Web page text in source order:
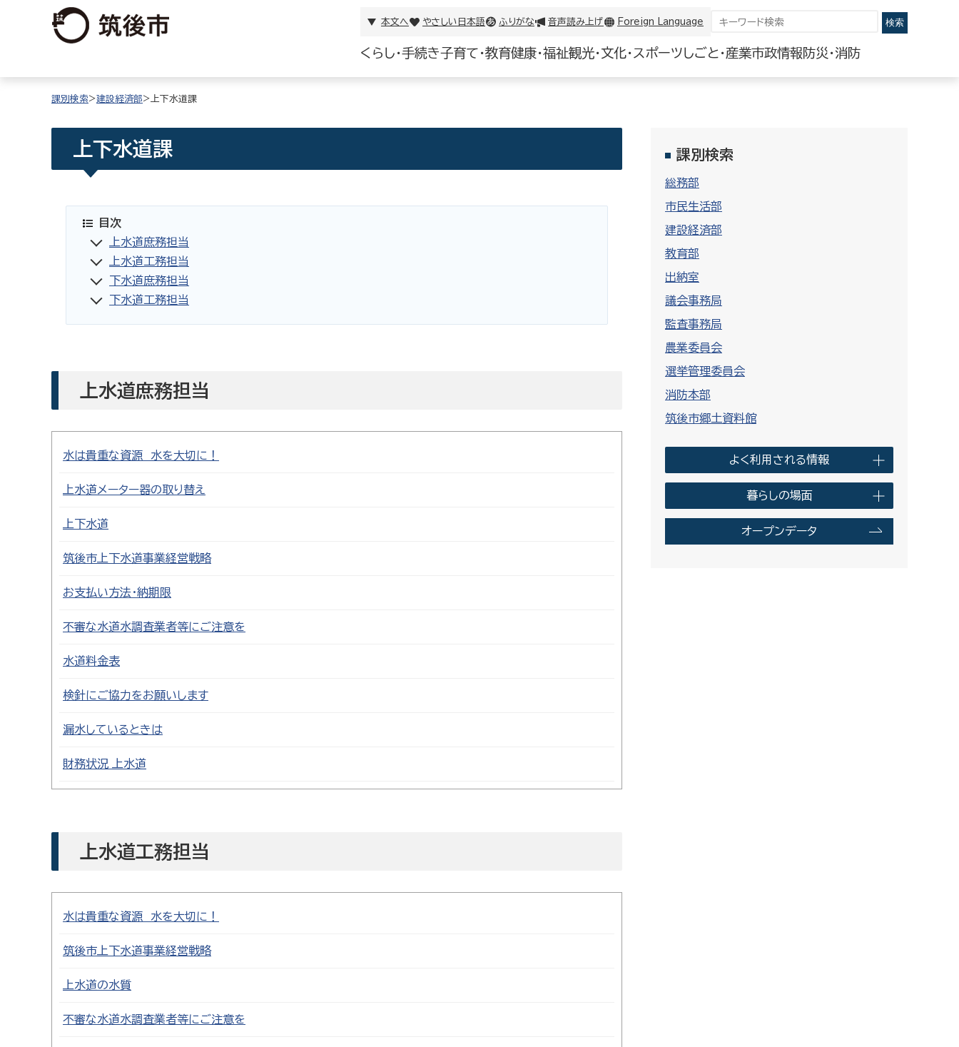
本文へ やさしい日本語 ふりがな 音声読み上げ Foreign Language
くらし・手続き子育て・教育健康・福祉観光・文化・スポーツしごと・産業市政情報 防災・消防
課別検索>建設経済部>上下水道課
課別検索
総務部
市民生活部
建設経済部
教育部
出納室
議会事務局
監査事務局
農業委員会
選挙管理委員会
消防本部
筑後市郷土資料館
よく利用される情報
暮らしの場面
オープンデータ
上下水道課
目次
上水道庶務担当
上水道工務担当
下水道庶務担当
下水道工務担当
上水道庶務担当
水は貴重な資源 水を大切に！
上水道メーター器の取り替え
上下水道
筑後市上下水道事業経営戦略
お支払い方法・納期限
不審な水道水調査業者等にご注意を
水道料金表
検針にご協力をお願いします
漏水しているときは
財務状況 上水道
上水道工務担当
水は貴重な資源 水を大切に！
筑後市上下水道事業経営戦略
上水道の水質
不審な水道水調査業者等にご注意を